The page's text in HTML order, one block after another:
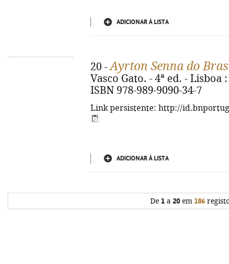
ADICIONAR À LISTA
20 -Ayrton Senna do
Vasco Gato. - 4ª ed. - Lisboa
ISBN 978-989-9090-34-7
Link persistente: http://
ADICIONAR À LISTA
De 1 a 20 em 186